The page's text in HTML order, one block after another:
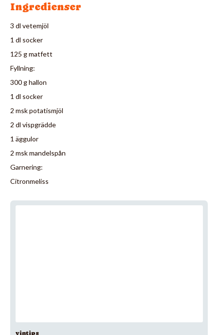
Ingredienser
3 dl vetemjöl
1 dl socker
125 g matfett
Fyllning:
300 g hallon
1 dl socker
2 msk potatismjöl
2 dl vispgrädde
1 äggulor
2 msk mandelspån
Garnering:
Citronmeliss
vintips